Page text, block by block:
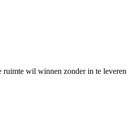
ruimte wil winnen zonder in te